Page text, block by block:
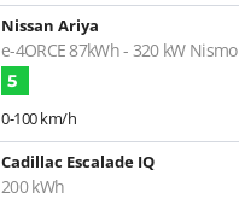
Nissan Ariya
e-4ORCE 87kWh - 320 kW Nismo
5
0-100 km/h
Cadillac Escalade IQ
200 kWh